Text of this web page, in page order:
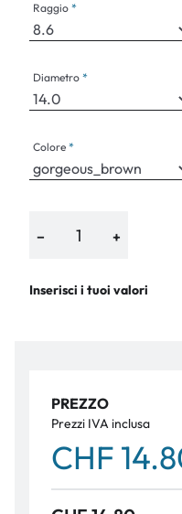
Raggio
Diametro
Colore
− +
Inserisci i tuoi valori
PREZZO
Prezzi IVA inclusa
CHF